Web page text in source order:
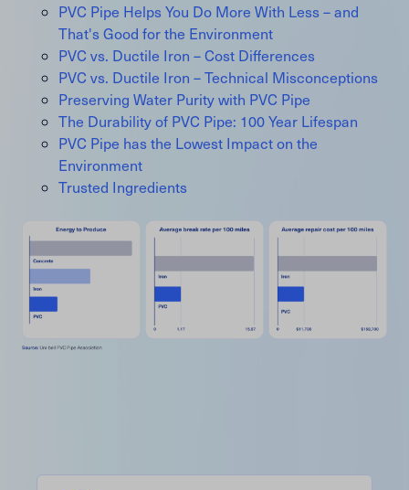
PVC Pipe Helps You Do More With Less – and
That's Good for the Environment
PVC vs. Ductile Iron – Cost Differences
PVC vs. Ductile Iron – Technical Misconceptions
Preserving Water Purity with PVC Pipe
The Durability of PVC Pipe: 100 Year Lifespan
PVC Pipe has the Lowest Impact on the
Environment
Trusted Ingredients